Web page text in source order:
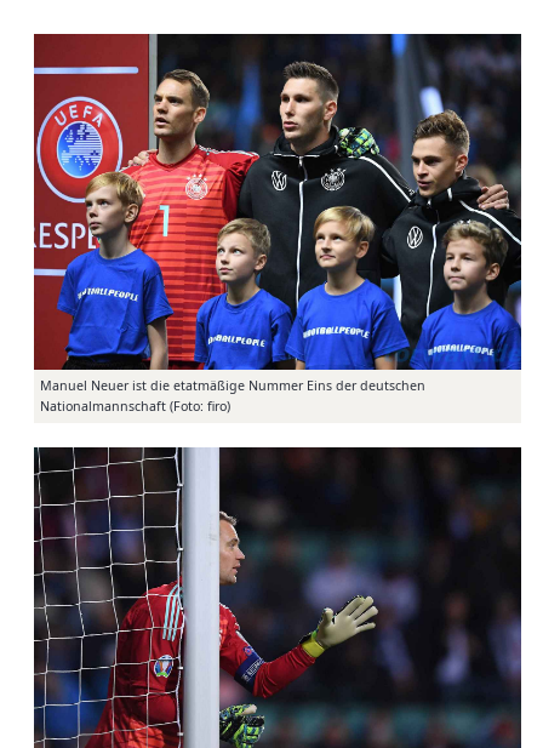
Manuel Neuer ist die etatmäßige Nummer Eins der deutschen
Nationalmannschaft (Foto: firo)